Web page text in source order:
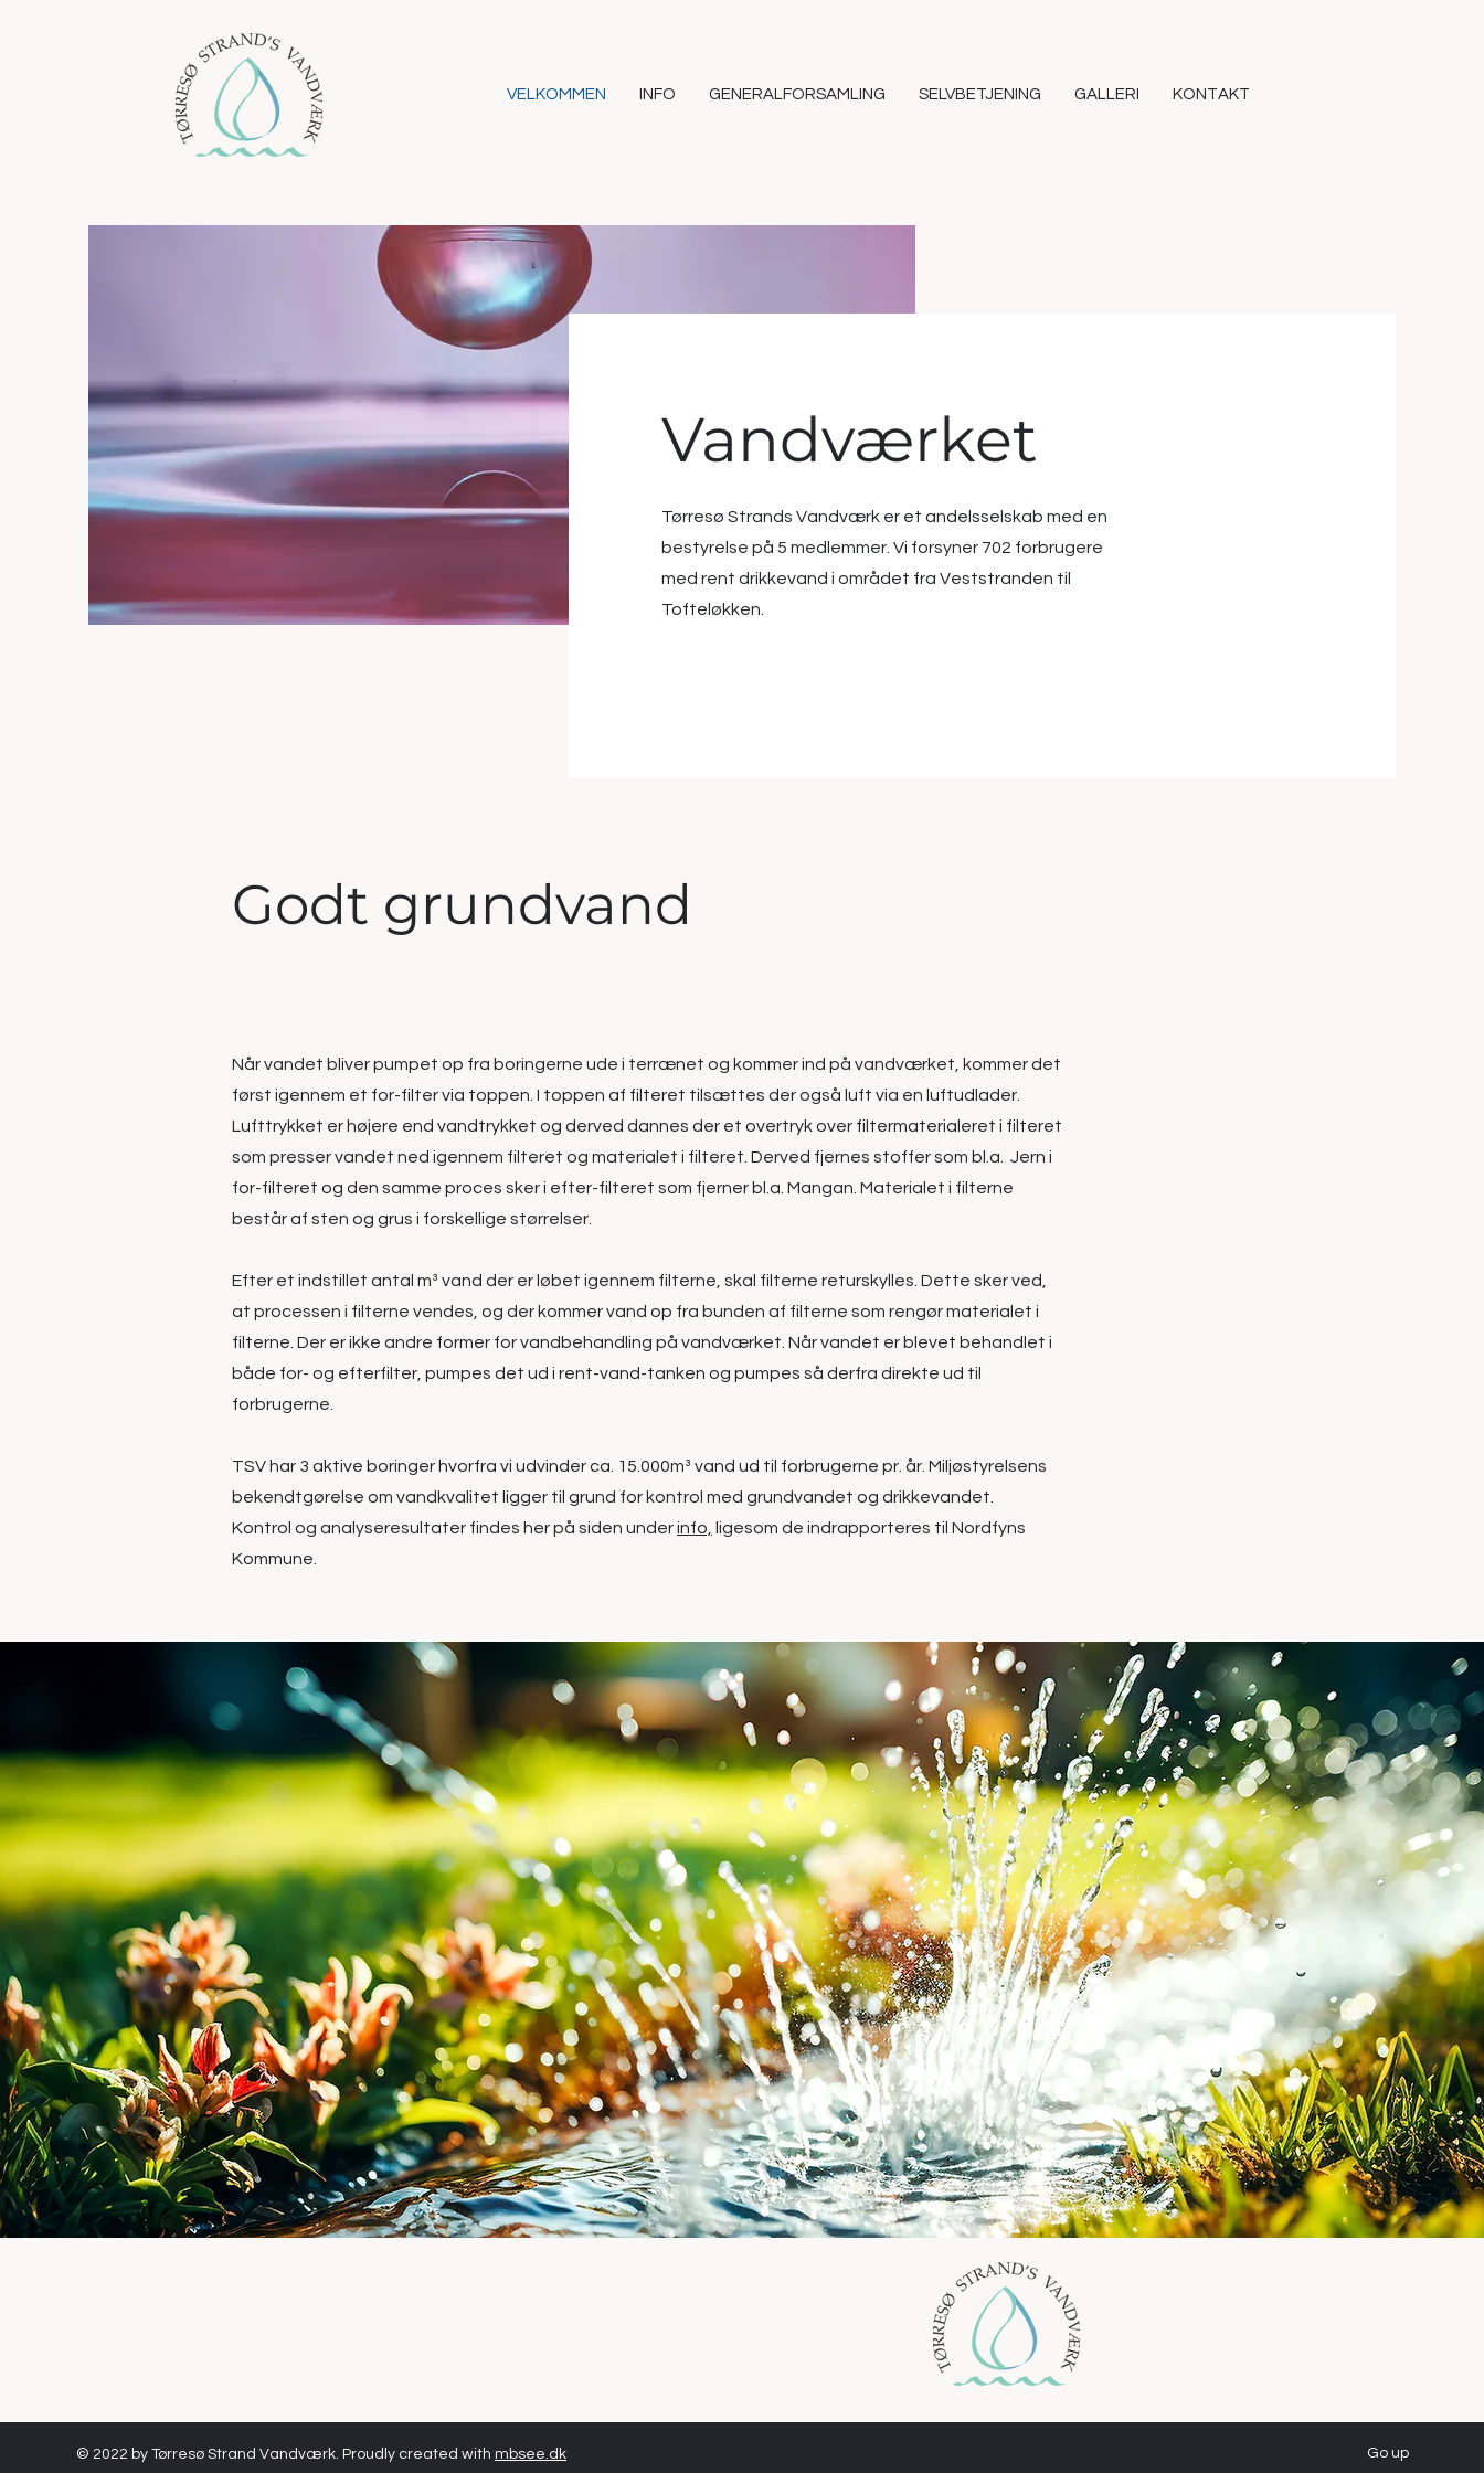
VELKOMMEN INFO GENERALFORSAMLING SELVBETJENING GALLERI KONTAKT
Vandværket
Tørresø Strands Vandværk er et andelsselskab med en
bestyrelse på 5 medlemmer. Vi forsyner 702 forbrugere
med rent drikkevand i området fra Veststranden til
Tofteløkken.
Godt grundvand
Når vandet bliver pumpet op fra boringerne ude i terrænet og kommer ind på vandværket, kommer det
først igennem et for-filter via toppen. I toppen af filteret tilsættes der også luft via en luftudlader.
Lufttrykket er højere end vandtrykket og derved dannes der et overtryk over filtermaterialeret i filteret
som presser vandet ned igennem filteret og materialet i filteret. Derved fjernes stoffer som bl.a. Jern i
for-filteret og den samme proces sker i efter-filteret som fjerner bl.a. Mangan. Materialet i filterne
består af sten og grus i forskellige størrelser.
Efter et indstillet antal m³ vand der er løbet igennem filterne, skal filterne returskylles. Dette sker ved,
at processen i filterne vendes, og der kommer vand op fra bunden af filterne som rengør materialet i
filterne. Der er ikke andre former for vandbehandling på vandværket. Når vandet er blevet behandlet i
både for- og efterfilter, pumpes det ud i rent-vand-tanken og pumpes så derfra direkte ud til
forbrugerne.
TSV har 3 aktive boringer hvorfra vi udvinder ca. 15.000m³ vand ud til forbrugerne pr. år. Miljøstyrelsens
bekendtgørelse om vandkvalitet ligger til grund for kontrol med grundvandet og drikkevandet.
Kontrol og analyseresultater findes her på siden underinfo,
ligesom de indrapporteres til Nordfyns
Kommune.
© 2022 by Tørresø Strand Vandværk. Proudly created with mbsee.dk Go up